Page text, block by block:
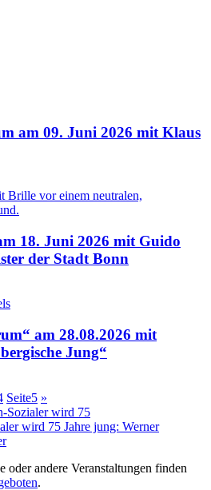
am 09. Juni 2026 mit Klaus
18. Juni 2026 mit Guido
der Stadt Bonn
am 28.08.2026 mit
Jung“
Seite5 »
Sozialer wird 75
wird 75 Jahre jung: Werner
andere Veranstaltungen finden
.